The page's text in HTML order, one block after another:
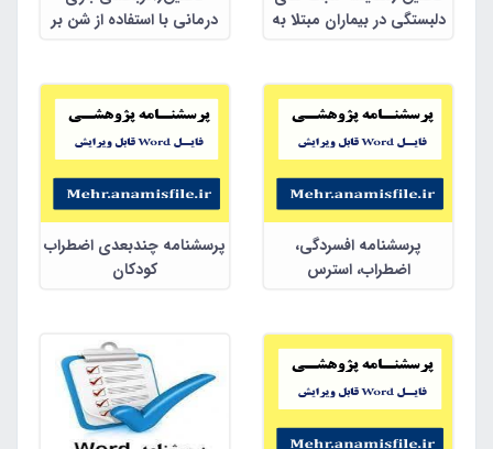
دلبستگی در بیماران مبتلا به
درمانی با استفاده از شن بر
اتیسم با عملکرد بالا)
پرسشنامه افسردگی،
اضطراب، استرس
پرسشنامه چندبعدی اضطراب
کودکان